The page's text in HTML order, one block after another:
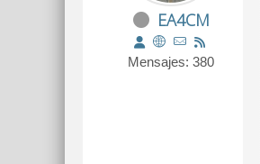
EA4CM
Mensajes: 380